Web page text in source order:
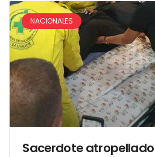
NACIONALES
Sacerdote